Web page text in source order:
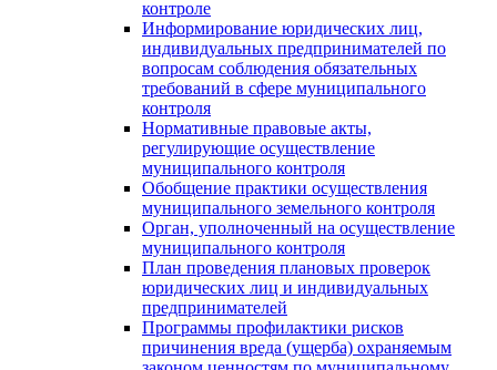
контроле
Информирование юридических лиц,
индивидуальных предпринимателей по
вопросам соблюдения обязательных
требований в сфере муниципального
контроля
Нормативные правовые акты,
регулирующие осуществление
муниципального контроля
Обобщение практики осуществления
муниципального земельного контроля
Орган, уполноченный на осуществление
муниципального контроля
План проведения плановых проверок
юридических лиц и индивидуальных
предпринимателей
Программы профилактики рисков
причинения вреда (ущерба) охраняемым